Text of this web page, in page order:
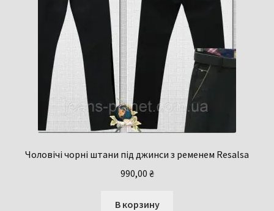
Чоловічі чорні штани під джинси з ременем Resalsa
990,00 ₴
В корзину